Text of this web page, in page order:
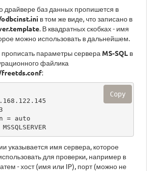
баз данных пропишется в
в том же виде, что записано в
. В квадратных скобках - имя
можно использовать в дальнейшем.
параметры сервера MS-SQL в
файлика
:
= auto
Copy
указывается имя сервера, которое
для проверки, например в
- хост (имя или IP), порт (можно не